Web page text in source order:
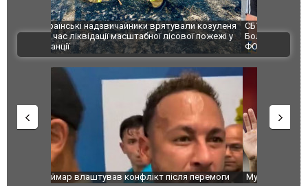
пожежі у
СБУ за сприяння Нацполіції та правоохоронців
Болгарії затримала міжнародного наркобарона.
ФОТО
Росіяни
одна
ВІДЕО
Мудрик провів перший матч за "Челсі" після